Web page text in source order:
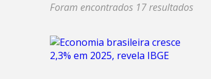
Foram encontrados 17 resultados